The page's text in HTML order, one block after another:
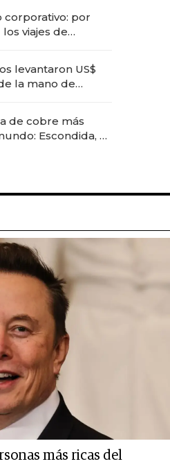
corporativo: por
viajes de
en experiencias
levantaron US$
la mano de
de cobre más
Escondida, el
más ricas del